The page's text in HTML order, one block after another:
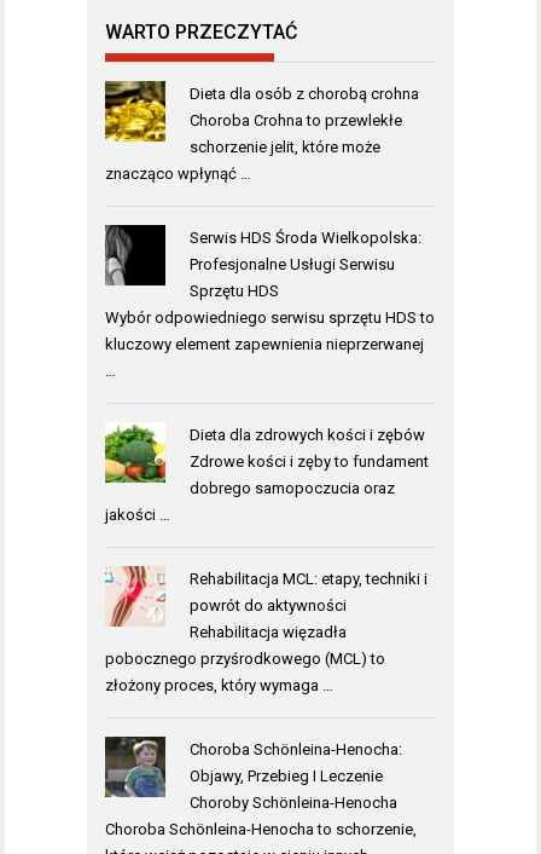
WARTO PRZECZYTAĆ
Dieta dla osób z chorobą crohna
Choroba Crohna to przewlekłe
schorzenie jelit, które może
znacząco wpłynąć …
Serwis HDS Środa Wielkopolska:
Profesjonalne Usługi Serwisu
Sprzętu HDS
Wybór odpowiedniego serwisu sprzętu HDS to
kluczowy element zapewnienia nieprzerwanej
Dieta dla zdrowych kości i zębów
Zdrowe kości i zęby to fundament
dobrego samopoczucia oraz
jakości …
Rehabilitacja MCL: etapy, techniki i
powrót do aktywności
Rehabilitacja więzadła
pobocznego przyśrodkowego (MCL) to
złożony proces, który wymaga …
Choroba Schönleina-Henocha:
Objawy, Przebieg I Leczenie
Choroby Schönleina-Henocha
Choroba Schönleina-Henocha to schorzenie,